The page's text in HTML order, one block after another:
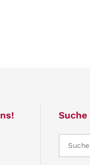
Suche